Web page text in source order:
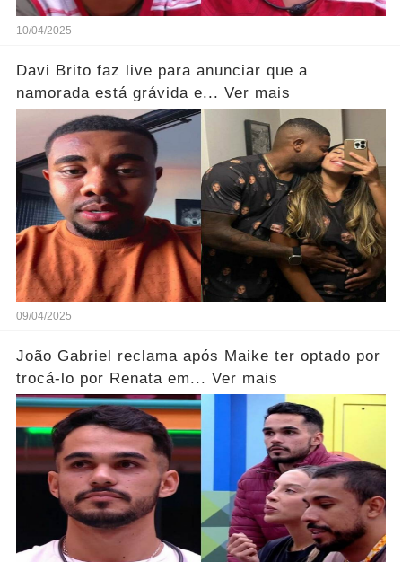
10/04/2025
Davi Brito faz live para anunciar que a
namorada está grávida e... Ver mais
09/04/2025
João Gabriel reclama após Maike ter optado por
trocá-lo por Renata em... Ver mais